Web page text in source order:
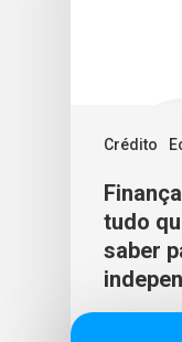
Crédito
tudo
saber